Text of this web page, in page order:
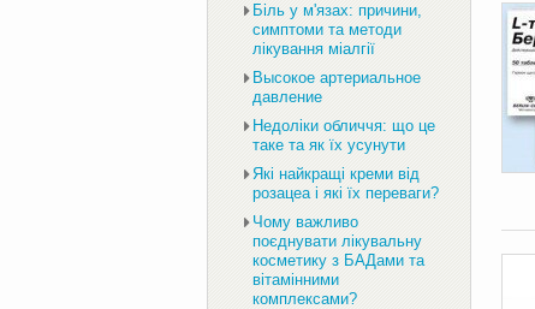
Біль у м'язах: причини,
симптоми та методи
лікування міалгії
Высокое артериальное
давление
Недоліки обличчя: що це
таке та як їх усунути
Які найкращі креми від
розацеа і які їх переваги?
Чому важливо
поєднувати лікувальну
косметику з БАДами та
вітамінними
комплексами?